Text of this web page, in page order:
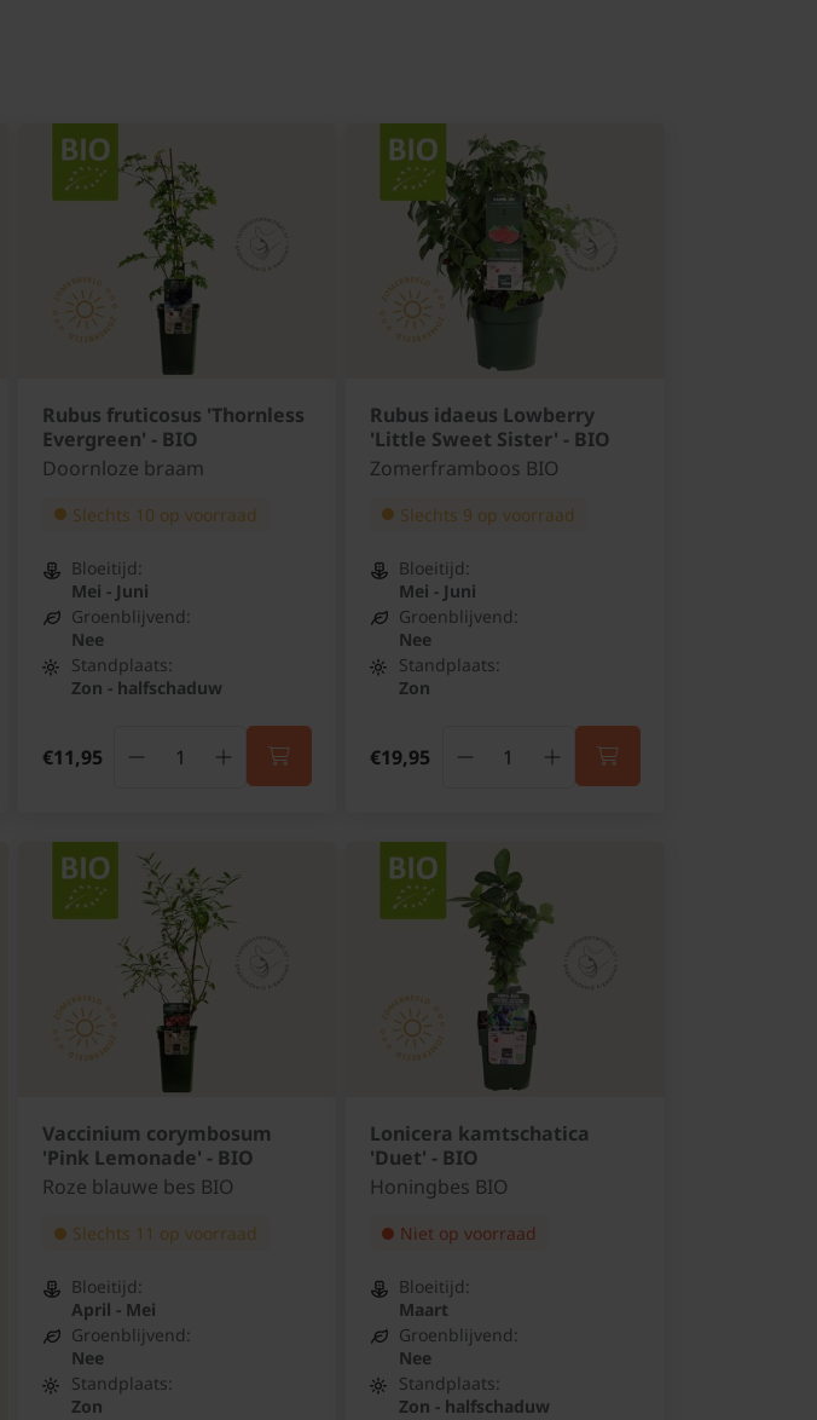
Rubus fruticosus 'Thornless
Evergreen' - BIO
Doornloze braam
Slechts 10 op voorraad
Bloeitijd:
Mei - Juni
Groenblijvend:
Nee
Standplaats:
Zon - halfschaduw
€11,95
Rubus idaeus Lowberry
'Little Sweet Sister' - BIO
Zomerframboos BIO
Slechts 9 op voorraad
Bloeitijd:
Mei - Juni
Groenblijvend:
Nee
Standplaats:
Zon
€19,95
Vaccinium corymbosum
'Pink Lemonade' - BIO
Roze blauwe bes BIO
Slechts 11 op voorraad
Bloeitijd:
April - Mei
Groenblijvend:
Nee
Standplaats:
Zon
Lonicera kamtschatica
'Duet' - BIO
Honingbes BIO
Niet op voorraad
Bloeitijd:
Maart
Groenblijvend:
Nee
Standplaats:
Zon - halfschaduw